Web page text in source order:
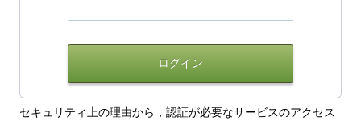
セキュリティ上の理由から，認証が必要なサービスのアクセス